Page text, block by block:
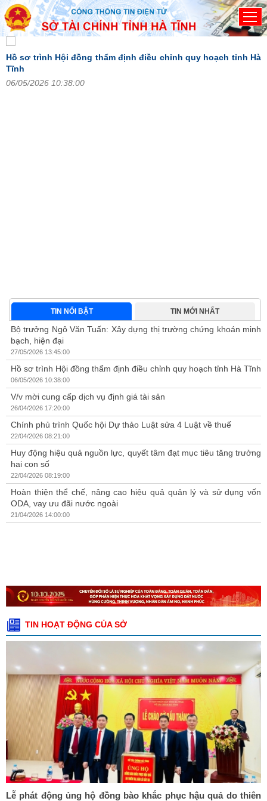
Hồ sơ trình Hội đồng thẩm định điều chỉnh quy hoạch tỉnh Hà
Tĩnh
06/05/2026 10:38:00
TIN NỔI BẬT TIN MỚI NHẤT
Bộ trưởng Ngô Văn Tuấn: Xây dựng thị trường chứng khoán minh
bạch, hiện đại
27/05/2026 13:45:00
Hồ sơ trình Hội đồng thẩm định điều chỉnh quy hoạch tỉnh Hà Tĩnh
06/05/2026 10:38:00
V/v mời cung cấp dịch vụ định giá tài sản
26/04/2026 17:20:00
Chính phủ trình Quốc hội Dự thảo Luật sửa 4 Luật về thuế
22/04/2026 08:21:00
Huy động hiệu quả nguồn lực, quyết tâm đạt mục tiêu tăng trưởng
hai con số
22/04/2026 08:19:00
Hoàn thiện thể chế, nâng cao hiệu quả quản lý và sử dụng vốn
ODA, vay ưu đãi nước ngoài
21/04/2026 14:00:00
TIN HOẠT ĐỘNG CỦA SỞ
Lễ phát động ủng hộ đồng bào khắc phục hậu quả do thiên
Đã kết nối EMC